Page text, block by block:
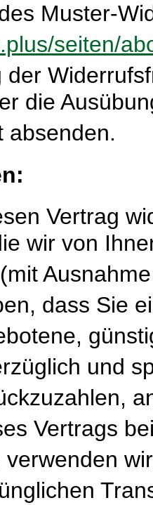
Muster-
seiten/
der
die
absenden.
Vertrag
wir von
dass Sie
und
Vertrags